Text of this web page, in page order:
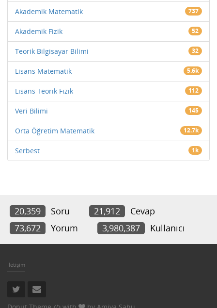
Akademik Matematik 737
Akademik Fizik 52
Teorik Bilgisayar Bilimi 32
Lisans Matematik 5.6k
Lisans Teorik Fizik 112
Veri Bilimi 145
Orta Öğretim Matematik 12.7k
Serbest 1k
20,359 Soru 21,912
Cevap
73,672
Yorum 3,980,387 Kullanıcı
İletişim